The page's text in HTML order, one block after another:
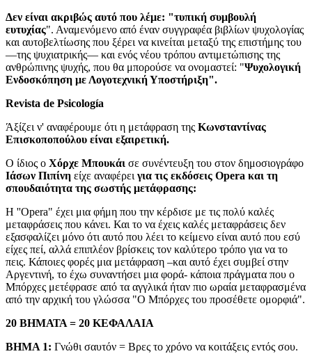
Δεν είναι ακριβώς αυτό που λέμε: "τυπική συμβουλή
ευτυχίας". Αναμενόμενο από έναν συγγραφέα βιβλίων ψυχολογίας
και αυτοβελτίωσης που ξέρει να κινείται μεταξύ της επιστήμης του
—της ψυχιατρικής— και ενός νέου τρόπου αντιμετώπισης της
ανθρώπινης ψυχής, που θα μπορούσε να ονομαστεί: "Ψυχολογική
Ενδοσκόπηση με Λογοτεχνική Υποστήριξη".
Revista de Psicología
Άξίζει ν' αναφέρουμε ότι η μετάφραση της Κωνσταντίνας
Επισκοποπούλου είναι εξαιρετική.
Ο ίδιος ο Χόρχε Μπουκάι σε συνέντευξη του στον δημοσιογράφο
Ιάσων Πιπίνη είχε αναφέρει για τις εκδόσεις Opera και τη
σπουδαιότητα της σωστής μετάφρασης:
Η ''Opera" έχει μια φήμη που την κέρδισε με τις πολύ καλές
μεταφράσεις που κάνει. Και το να έχεις καλές μεταφράσεις δεν
εξασφαλίζει μόνο ότι αυτό που λέει το κείμενο είναι αυτό που εσύ
είχες πεί, αλλά επιπλέον βρίσκεις τον καλύτερο τρόπο για να το
πεις. Κάποιες φορές μια μετάφραση –και αυτό έχει συμβεί στην
Αργεντινή, το έχω συναντήσει μια φορά- κάποια πράγματα που ο
Μπόρχες μετέφρασε από τα αγγλικά ήταν πιο ωραία μεταφρασμένα
από την αρχική του γλώσσα "Ο Μπόρχες του προσέθετε ομορφιά".
20 ΒΗΜΑΤΑ = 20 ΚΕΦΑΛΑΙΑ
ΒΗΜΑ 1: Γνώθι σαυτόν = Βρες το χρόνο να κοιτάξεις εντός σου.